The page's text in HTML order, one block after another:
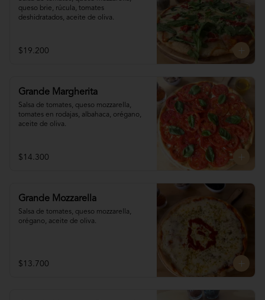
queso brie, rúcula, tomates
deshidratados, aceite de oliva.
$19.200
Grande Margherita
Salsa de tomates, queso mozzarella,
tomates en rodajas, albahaca, orégano,
aceite de oliva.
$14.300
Grande Mozzarella
Salsa de tomates, queso mozzarella,
orégano, aceite de oliva.
$13.700